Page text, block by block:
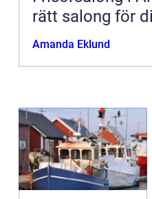
rätt salong för
Amanda Eklund